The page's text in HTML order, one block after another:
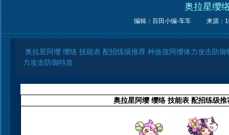
奥拉星缨
编辑：百田小编-车车 来源：
奥拉星阿缨 缨络 技能表 配招练级推荐 种族值 阿缨体力攻击防
力攻击防御特攻
奥拉星阿缨 缨络 技能表 配招练级推